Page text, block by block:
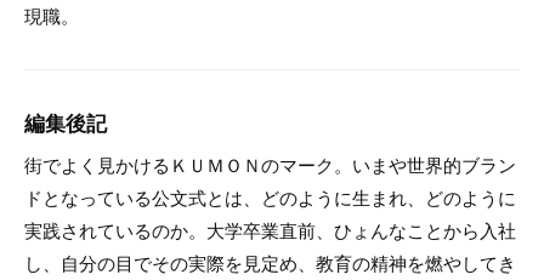
現職。
編集後記
街でよく見かけるＫＵＭＯＮのマーク。いまや世界的ブラン
ドとなっている公文式とは、どのように生まれ、どのように
実践されているのか。大学卒業直前、ひょんなことから入社
し、自分の目でその実際を見定め、教育の精神を燃やしてき